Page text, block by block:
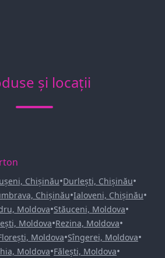
și locații
Chișinău•Durlești, Chișinău•
Chișinău•Ialoveni, Chișinău•
Moldova•Stăuceni, Moldova•
Moldova•Rezina, Moldova•
Moldova•Sîngerei, Moldova•
Moldova•Fălești, Moldova•